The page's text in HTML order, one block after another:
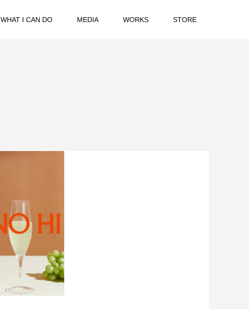
WHAT I CAN DO MEDIA WORKS STORE